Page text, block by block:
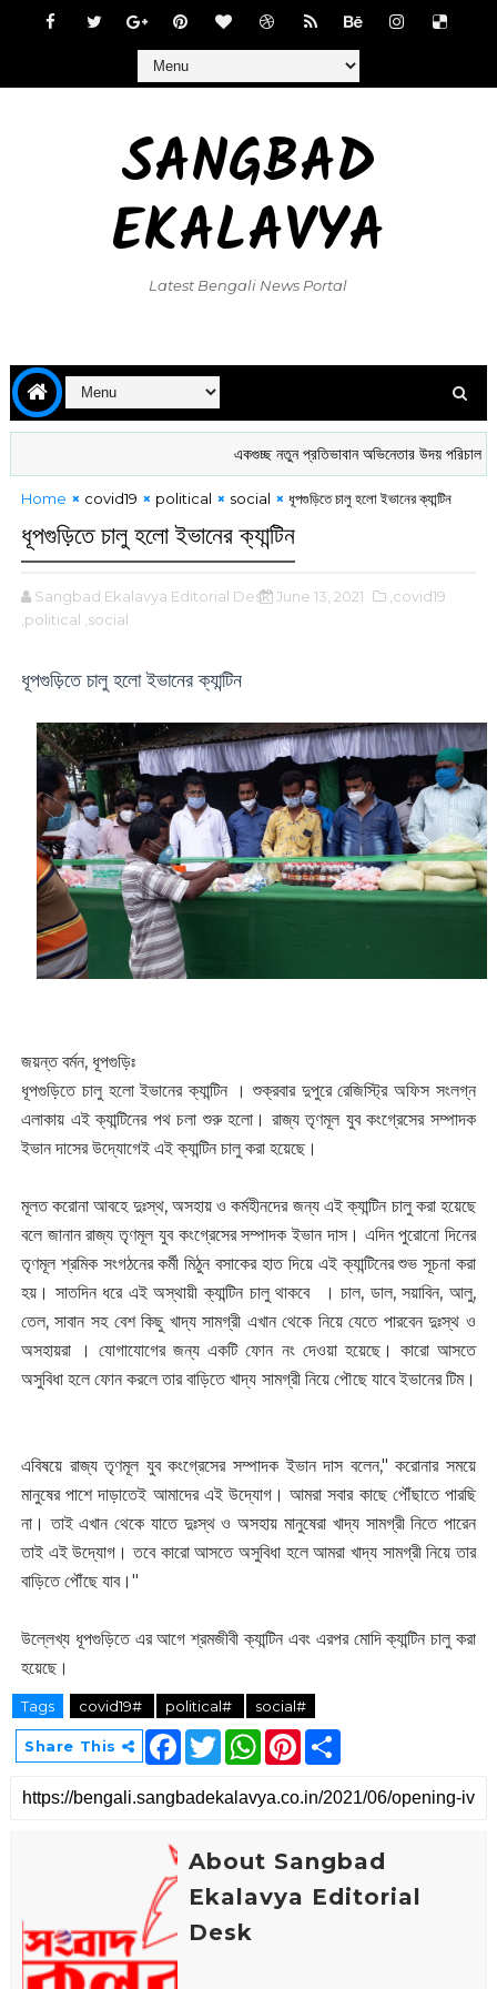
SANGBAD
EKALAVYA
Latest Bengali News Portal
একগুচ্ছ নতুন প্রতিভাবান অভিনেতার উদয় পরিচালক
Home covid19 political social ধূপগুড়িতে চালু হলো ইভানের ক্যান্টিন
ধূপগুড়িতে চালু হলো ইভানের ক্যান্টিন
Sangbad Ekalavya Editorial Desk June 13, 2021
,covid19
,political ,social
ধূপগুড়িতে চালু হলো ইভানের ক্যান্টিন
জয়ন্ত বর্মন, ধূপগুড়িঃ
ধূপগুড়িতে চালু হলো ইভানের ক্যান্টিন । শুক্রবার দুপুরে রেজিস্ট্রি অফিস সংলগ্ন
এলাকায় এই ক্যান্টিনের পথ চলা শুরু হলো। রাজ্য তৃণমূল যুব কংগ্রেসের সম্পাদক
ইভান দাসের উদ্যোগেই এই ক্যান্টিন চালু করা হয়েছে।
মূলত করোনা আবহে দুঃস্থ, অসহায় ও কর্মহীনদের জন্য এই ক্যান্টিন চালু করা হয়েছে
বলে জানান রাজ্য তৃণমূল যুব কংগ্রেসের সম্পাদক ইভান দাস। এদিন পুরোনো দিনের
তৃণমূল শ্রমিক সংগঠনের কর্মী মিঠুন বসাকের হাত দিয়ে এই ক্যান্টিনের শুভ সূচনা করা
হয়। সাতদিন ধরে এই অস্থায়ী ক্যান্টিন চালু থাকবে । চাল, ডাল, সয়াবিন, আলু,
তেল, সাবান সহ বেশ কিছু খাদ্য সামগ্রী এখান থেকে নিয়ে যেতে পারবেন দুঃস্থ ও
অসহায়রা । যোগাযোগের জন্য একটি ফোন নং দেওয়া হয়েছে। কারো আসতে
অসুবিধা হলে ফোন করলে তার বাড়িতে খাদ্য সামগ্রী নিয়ে পৌছে যাবে ইভানের টিম।
এবিষয়ে রাজ্য তৃণমূল যুব কংগ্রেসের সম্পাদক ইভান দাস বলেন," করোনার সময়ে
মানুষের পাশে দাড়াতেই আমাদের এই উদ্যোগ। আমরা সবার কাছে পৌঁছাতে পারছি
না। তাই এখান থেকে যাতে দুঃস্থ ও অসহায় মানুষেরা খাদ্য সামগ্রী নিতে পারেন
তাই এই উদ্যোগ। তবে কারো আসতে অসুবিধা হলে আমরা খাদ্য সামগ্রী নিয়ে তার
বাড়িতে পৌঁছে যাব।"
উল্লেখ্য ধূপগুড়িতে এর আগে শ্রমজীবী ক্যান্টিন এবং এরপর মোদি ক্যান্টিন চালু করা
হয়েছে।
Tags covid19# political# social#
Share This
F
a
e
b
k
T
w
t
t
W
h
t
s
p
P
t
e
s
r
e
About Sangbad
Ekalavya Editorial
Desk